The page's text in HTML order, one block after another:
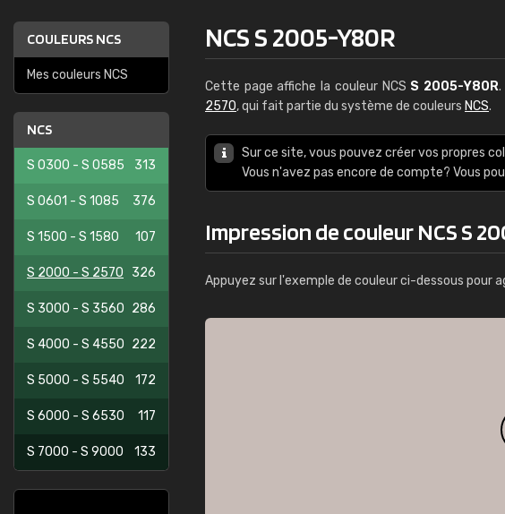
COULEURS NCS
Mes couleurs NCS
NCS
S 0300 - S 0585 313
S 0601 - S 1085 376
S 1500 - S 1580 107
S 2000 - S 2570 326
S 3000 - S 3560 286
S 4000 - S 4550 222
S 5000 - S 5540 172
S 6000 - S 6530 117
S 7000 - S 9000 133
NCS S 2005-Y80R
Cette page affiche la couleur NCS S 2005-Y80R.
2570, qui fait partie du système de couleurs NCS.
Sur ce site, vous pouvez créer vos propres
Vous n'avez pas encore de compte? Vous
Impression de couleur NCS S
Appuyez sur l'exemple de couleur ci-dessous pour